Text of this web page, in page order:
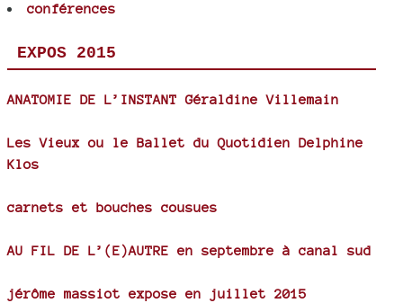
conférences
EXPOS 2015
ANATOMIE DE L’INSTANT Géraldine Villemain
Les Vieux ou le Ballet du Quotidien Delphine
Klos
carnets et bouches cousues
AU FIL DE L’(E)AUTRE en septembre à canal sud
jérôme massiot expose en juillet 2015